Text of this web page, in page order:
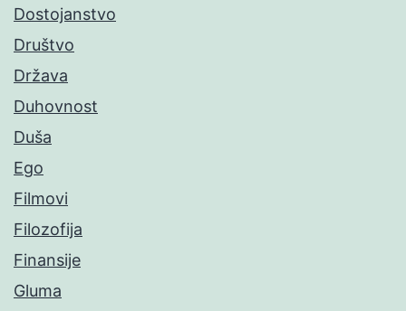
Dostojanstvo
Društvo
Država
Duhovnost
Duša
Ego
Filmovi
Filozofija
Finansije
Gluma